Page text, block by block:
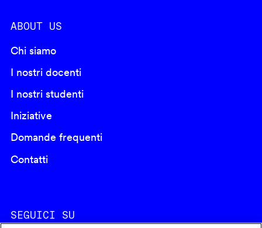
ABOUT US
Chi siamo
I nostri docenti
I nostri studenti
Iniziative
Domande frequenti
Contatti
SEGUICI SU